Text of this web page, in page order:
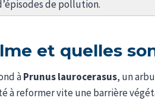
de pollution.
et quelles
àPrunus laurocerasus, un
à reformer vite une barrière